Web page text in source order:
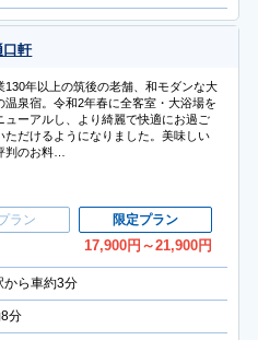
口軒
130年以上の筑後の老舗、和モダンな大
温泉宿。令和2年春に全客室・大浴場を
ューアルし、より綺麗で快適にお過ご
ただけるようになりました。美味しい
判のお料…
ラン 限定プラン
17,900円 ～21,900円
から車約3分
分